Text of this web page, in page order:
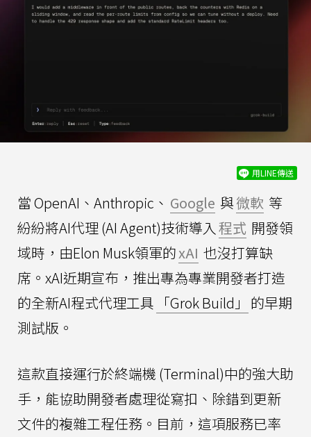
用LINE傳送
當 OpenAI、Anthropic、 Google 與微軟 等
紛紛將AI代理 (AI Agent)技術導入 程式 開發領
域時，由Elon Musk領軍的xAI 也沒打算缺
席。xAI近期宣布，推出專為專業開發者打造
的全新AI程式代理工具 「Grok Build」 的早期
測試版。
這款直接運行於終端機 (Terminal)中的強大助
手，能協助開發者處理從寫扣、除錯到更新
文件的複雜工程任務。目前，這項服務已率